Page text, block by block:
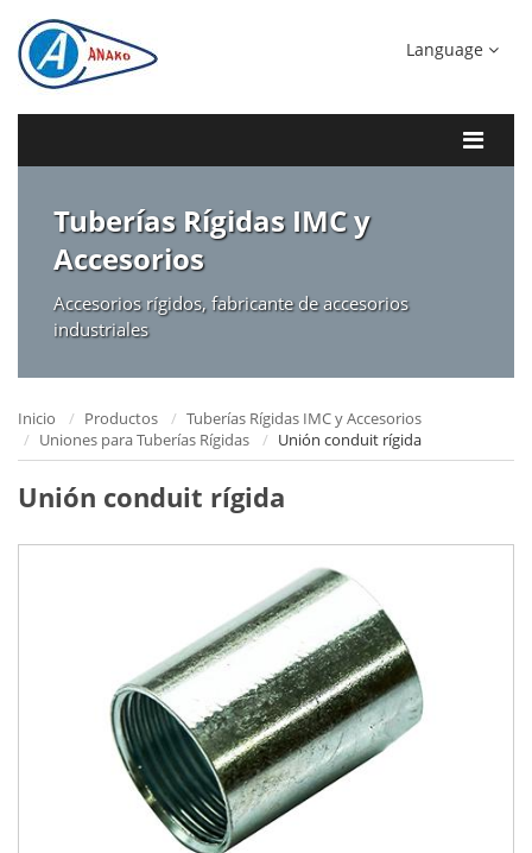
Language
Tuberías Rígidas IMC y
Accesorios
Accesorios rígidos, fabricante de accesorios
industriales
Inicio Productos
Tuberías Rígidas IMC y Accesorios
Uniones para Tuberías Rígidas
Unión conduit rígida
Unión conduit rígida